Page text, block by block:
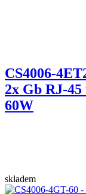
CS4006-
2x Gb RJ-
60W
skladem